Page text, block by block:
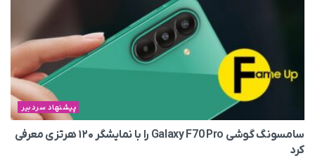
پیشنهاد سردبیر
سامسونگ گوشی Galaxy F70 Pro را با نمایشگر ۱۲۰ هرتزی معرفی
کرد